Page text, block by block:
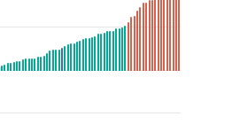
Franken. Data ranges from -